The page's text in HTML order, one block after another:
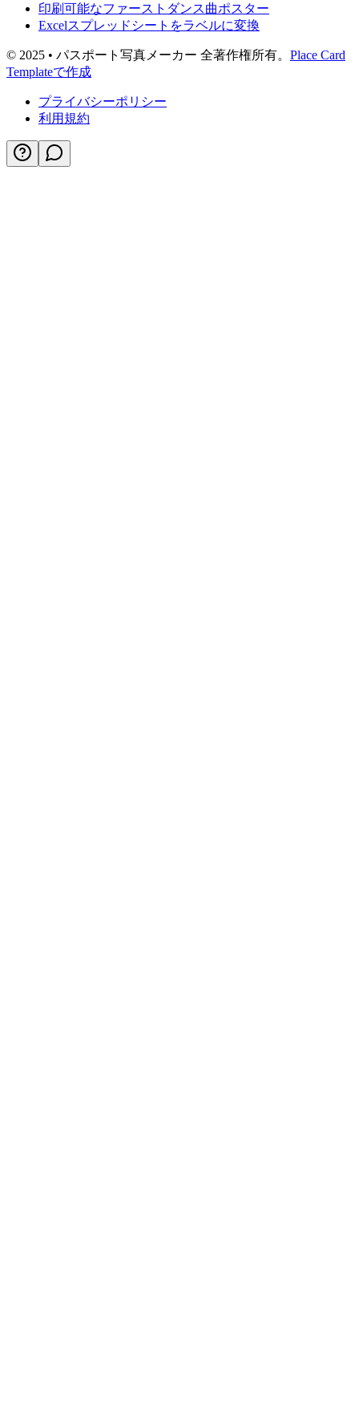
印刷可能なファーストダンス曲ポスター
Excelスプレッドシートをラベルに変換
© 2025 • パスポート写真メーカー 全著作権所有。 Place Card
Templateで作成
プライバシーポリシー
利用規約